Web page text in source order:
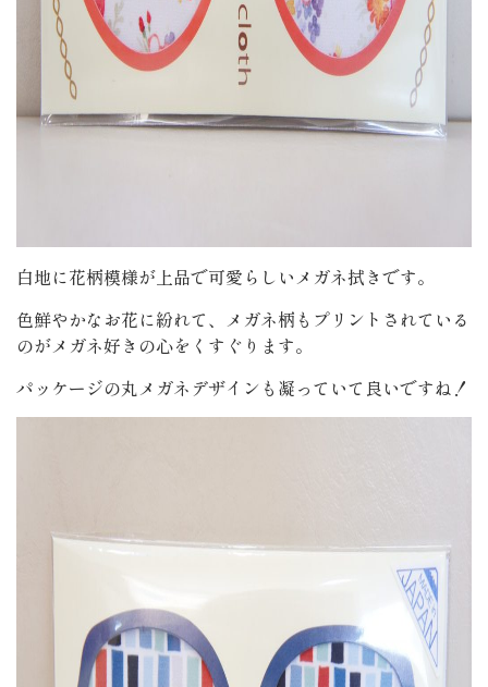
白地に花柄模様が上品で可愛らしいメガネ拭きです。
色鮮やかなお花に紛れて、メガネ柄もプリントされている
のがメガネ好きの心をくすぐります。
パッケージの丸メガネデザインも凝っていて良いですね！